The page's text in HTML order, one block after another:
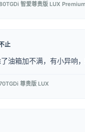
智爱尊贵版 LUX Premium
止
油箱加不满，有小异响，
尊贵版 LUX